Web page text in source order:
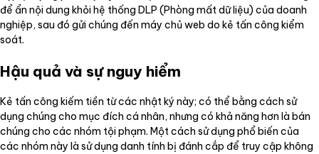
để ẩn nội dung khỏi hệ thống DLP (Phòng mất dữ liệu) của doanh
nghiệp, sau đó gửi chúng đến máy chủ web do kẻ tấn công kiểm
soát.
Hậu quả và sự nguy hiểm
Kẻ tấn công kiếm tiền từ các nhật ký này; có thể bằng cách sử
dụng chúng cho mục đích cá nhân, nhưng có khả năng hơn là bán
chúng cho các nhóm tội phạm. Một cách sử dụng phổ biến của
các nhóm này là sử dụng danh tính bị đánh cắp để truy cập không